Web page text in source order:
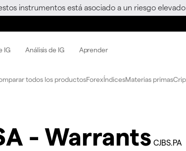
instrumentos está asociado a un riesgo
IG Análisis de IG Aprender
todos los productosForexÍndicesMaterias primas
- Warrants CJBS.PA